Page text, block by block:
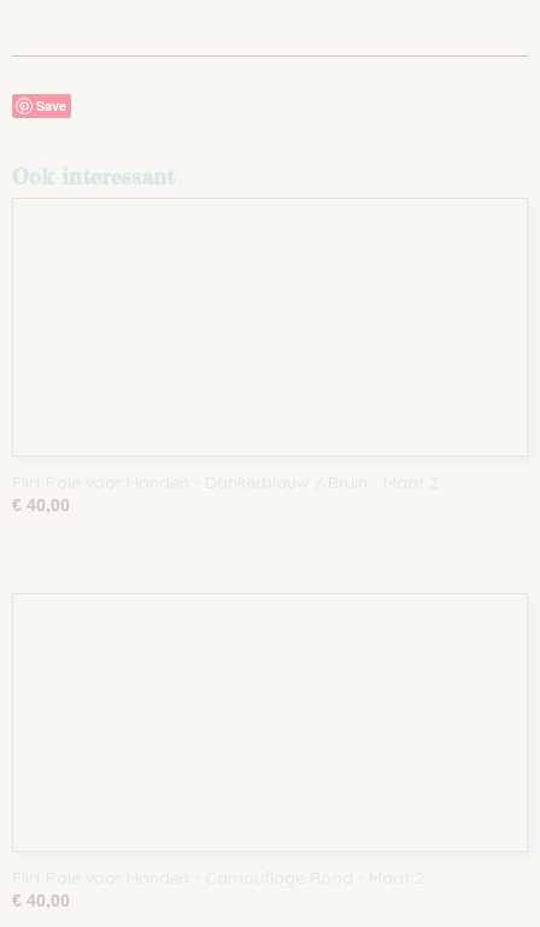
Save
Ook interessant
Flirt Pole voor Honden - Donkerblauw / Bruin - Maat 2
€ 40,00
Flirt Pole voor Honden - Camouflage Rood - Maat 2
€ 40,00